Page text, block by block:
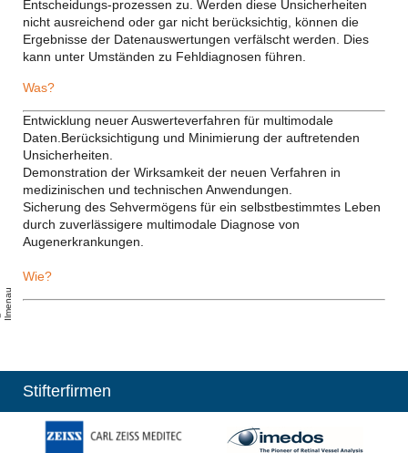
Entscheidungs-prozessen zu. Werden diese Unsicherheiten
nicht ausreichend oder gar nicht berücksichtig, können die
Ergebnisse der Datenauswertungen verfälscht werden. Dies
kann unter Umständen zu Fehldiagnosen führen.
Was?
Entwicklung neuer Auswerteverfahren für multimodale
Daten.Berücksichtigung und Minimierung der auftretenden
Unsicherheiten.
Demonstration der Wirksamkeit der neuen Verfahren in
medizinischen und technischen Anwendungen.
Sicherung des Sehvermögens für ein selbstbestimmtes Leben
durch zuverlässigere multimodale Diagnose von
Augenerkrankungen.
Wie?
u
Stifterfirmen